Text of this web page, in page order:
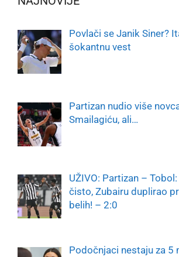
Povlači se Janik Siner?
šokantnu vest
Partizan nudio više
Smailagiću, ali…
UŽIVO: Partizan –
čisto, Zubairu duplirao
belih! – 2:0
Podočnjaci nestaju za 5